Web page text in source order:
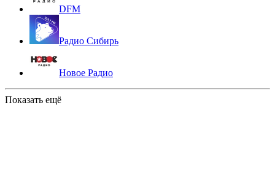
DFM
Радио Сибирь
Новое Радио
Показать ещё